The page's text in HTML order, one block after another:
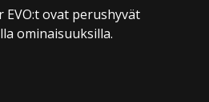
EVO:t ovat perushyvät
ominaisuuksilla.